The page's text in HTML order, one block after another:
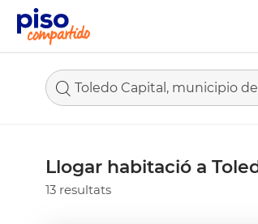
Toledo Capital, municipio
Llogar habitació a
13 resultats